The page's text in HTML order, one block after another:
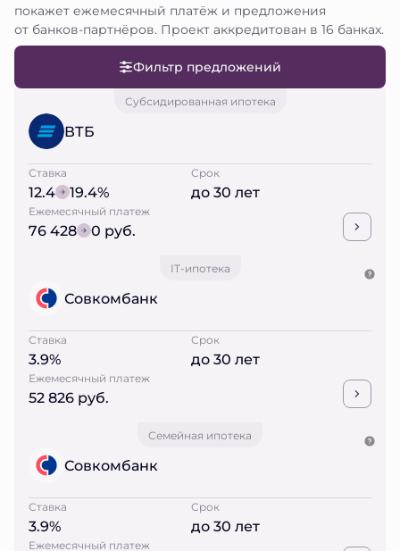
покажет ежемесячный платёж и предложения
от банков-партнёров. Проект аккредитован в 16 банках.
Фильтр предложений
Субсидированная ипотека
ВТБ
Ставка
12.4 19.4%
Срок
до 30 лет
Ежемесячный платеж
76 428 0 руб.
IT-ипотека
Совкомбанк
Ставка
3.9%
Срок
до 30 лет
Ежемесячный платеж
52 826 руб.
Семейная ипотека
Совкомбанк
Ставка
3.9%
Срок
до 30 лет
Ежемесячный платеж